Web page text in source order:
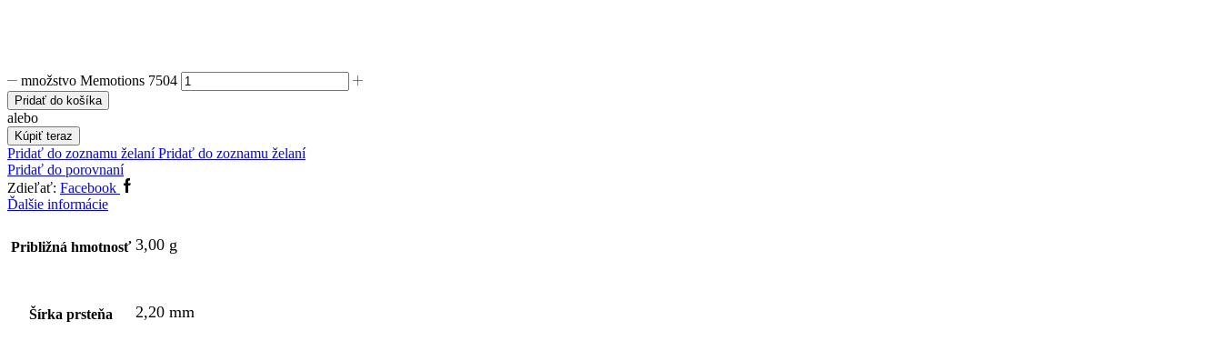
množstvo Memotions 7504
Pridať do košíka
alebo
Kúpiť teraz
Pridať do zoznamu želaní Pridať do zoznamu želaní
Pridať do porovnaní
Zdieľať: Facebook
Ďalšie informácie
Približná hmotnosť 3,00 g
Šírka prsteňa 2,20 mm